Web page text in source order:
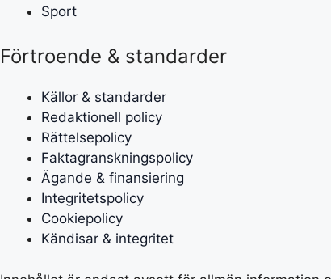
Sport
Förtroende & standarder
Källor & standarder
Redaktionell policy
Rättelsepolicy
Faktagranskningspolicy
Ägande & finansiering
Integritetspolicy
Cookiepolicy
Kändisar & integritet